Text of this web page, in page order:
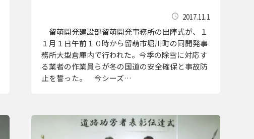
2017.11.1
留萌開発建設部留萌開発事務所の出陣式が、１
１月１日午前１０時から留萌市堀川町の同開発事
務所大型倉庫内で行われた。今季の除雪に対応す
る業者の作業員らが冬の国道の安全確保と事故防
止を誓った。 今シーズ…